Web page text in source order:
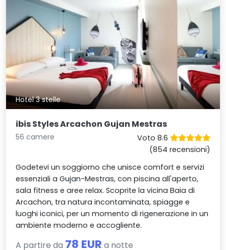
Hotel 3 stelle
ibis Styles Arcachon Gujan Mestras
56 camere
Voto 8.6
(854 recensioni)
Godetevi un soggiorno che unisce comfort e servizi
essenziali a Gujan-Mestras, con piscina all'aperto,
sala fitness e aree relax. Scoprite la vicina Baia di
Arcachon, tra natura incontaminata, spiagge e
luoghi iconici, per un momento di rigenerazione in un
ambiente moderno e accogliente.
A partire da 78 EUR a notte